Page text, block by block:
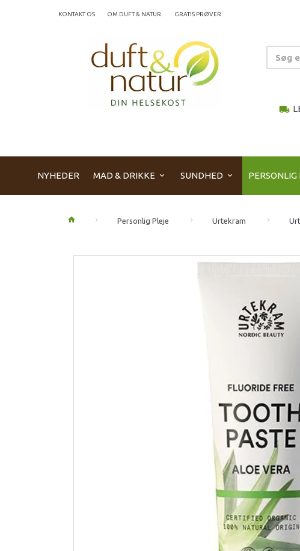
KONTAKT OS OM DUFT & NATUR. GRATIS PRØVER
local_shipping
NYHEDER MAD & DRIKKE SUNDHED PERSONLIG
Personlig Pleje Urtekram